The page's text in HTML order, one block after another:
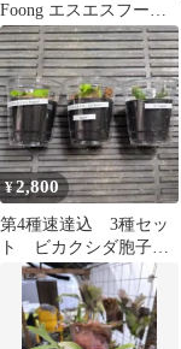
Foong エスエスフーン
ビカクシダ 胞子培養
¥2,800
第4種速達込 3種セッ
ト ビカクシダ胞子培
養003